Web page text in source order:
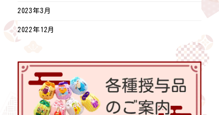
2023年3月
2022年12月